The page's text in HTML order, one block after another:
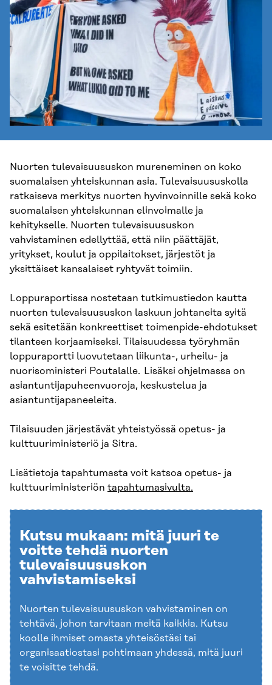
Nuorten tulevaisuususkon mureneminen on koko
suomalaisen yhteiskunnan asia. Tulevaisuususkolla
ratkaiseva merkitys nuorten hyvinvoinnille sekä koko
suomalaisen yhteiskunnan elinvoimalle ja
kehitykselle. Nuorten tulevaisuususkon
vahvistaminen edellyttää, että niin päättäjät,
yritykset, koulut ja oppilaitokset, järjestöt ja
yksittäiset kansalaiset ryhtyvät toimiin.
Loppuraportissa nostetaan tutkimustiedon kautta
nuorten tulevaisuususkon laskuun johtaneita syitä
sekä esitetään konkreettiset toimenpide-ehdotukset
tilanteen korjaamiseksi. Tilaisuudessa työryhmän
loppuraportti luovutetaan liikunta-, urheilu- ja
nuorisoministeri Poutalalle. Lisäksi ohjelmassa on
asiantuntijapuheenvuoroja, keskustelua ja
asiantuntijapaneeleita.
Tilaisuuden järjestävät yhteistyössä opetus- ja
kulttuuriministeriö ja Sitra.
Lisätietoja tapahtumasta voit katsoa opetus- ja
kulttuuriministeriön tapahtumasivulta.
Kutsu mukaan: mitä juuri te
voitte tehdä nuorten
tulevaisuususkon
vahvistamiseksi
Nuorten tulevaisuususkon vahvistaminen on
tehtävä, johon tarvitaan meitä kaikkia. Kutsu
koolle ihmiset omasta yhteisöstäsi tai
organisaatiostasi pohtimaan yhdessä, mitä juuri
te voisitte tehdä.